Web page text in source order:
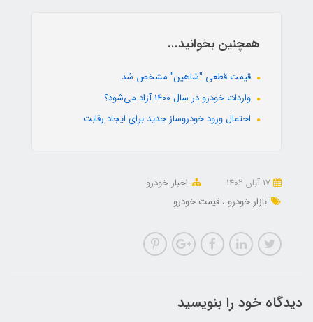
همچنین بخوانید...
قیمت قطعی "شاهین" مشخص شد
واردات خودرو در سال ۱۴۰۰ آزاد می‌شود؟
احتمال ورود خودروساز جدید برای ایجاد رقابت
اخبار خودرو
بازار خودرو
قیمت خودرو
دیدگاه خود را بنویسید